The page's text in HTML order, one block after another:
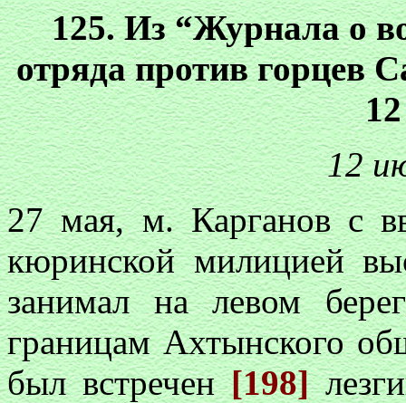
125. Из “Журнала о
отряда против горцев
12
27 мая, м. Карганов с
кюринской милицией
занимал на левом
границам Ахтынского
был встречен[198]